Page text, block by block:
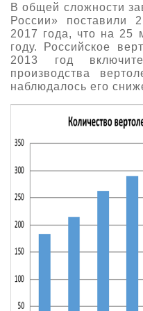
В общей сложности
России» поставили
2017 года, что на
году. Российское
2013 год
производства
наблюдалось его